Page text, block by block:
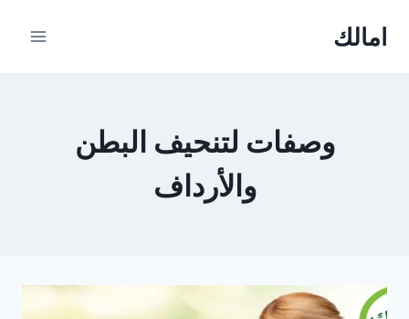
امالك
وصفات لتنحيف البطن
والأرداف